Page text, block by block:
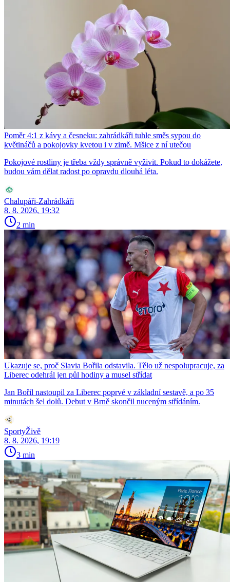
Poměr 4:1 z kávy a česneku: zahrádkáři tuhle směs sypou do
květináčů a pokojovky kvetou i v zimě. Mšice z ní utečou
Pokojové rostliny je třeba vždy správně vyživit. Pokud to dokážete,
budou vám dělat radost po opravdu dlouhá léta.
Chalupáři-Zahrádkáři
8. 8. 2026, 19:32
2 min
Ukazuje se, proč Slavia Bořila odstavila. Tělo už nespolupracuje, za
Liberec odehrál jen půl hodiny a musel střídat
Jan Bořil nastoupil za Liberec poprvé v základní sestavě, a po 35
minutách šel dolů. Debut v Brně skončil nuceným střídáním.
SportyŽivě
8. 8. 2026, 19:19
3 min